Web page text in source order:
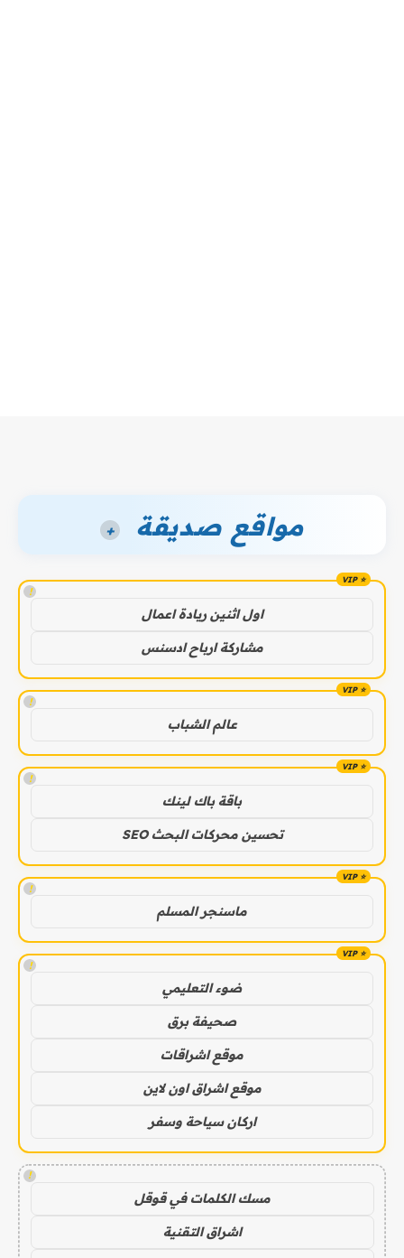
مواقع صديقة +
!
اول اثنين ريادة اعمال
مشاركة ارباح ادسنس
!
عالم الشباب
!
باقة باك لينك
تحسين محركات البحث SEO
!
ماسنجر المسلم
!
ضوء التعليمي
صحيفة برق
موقع اشراقات
موقع اشراق اون لاين
اركان سياحة وسفر
!
مسك الكلمات في قوقل
اشراق التقنية